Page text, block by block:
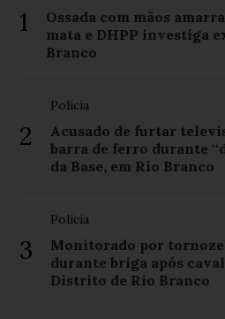
1
Ossada com mãos
mata e DHPP investiga
Branco
2
Polícia
Acusado de furtar
barra de ferro durante
da Base, em Rio Branco
3
Polícia
Monitorado por
durante briga após
Distrito de Rio Branco